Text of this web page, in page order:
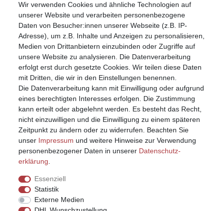
Mein Konto
Registrieren
Anmelden (Login)
Warenkorb
Wir verwenden Cookies und ähnliche Technologien auf
unserer Website und verarbeiten personenbezogene
Daten von Besucher:innen unserer Webseite (z.B. IP-
Adresse), um z.B. Inhalte und Anzeigen zu personalisieren,
Medien von Drittanbietern einzubinden oder Zugriffe auf
unsere Website zu analysieren. Die Datenverarbeitung
erfolgt erst durch gesetzte Cookies. Wir teilen diese Daten
mit Dritten, die wir in den Einstellungen benennen.
Die Datenverarbeitung kann mit Einwilligung oder aufgrund
eines berechtigten Interesses erfolgen. Die Zustimmung
kann erteilt oder abgelehnt werden. Es besteht das Recht,
nicht einzuwilligen und die Einwilligung zu einem späteren
Zeitpunkt zu ändern oder zu widerrufen. Beachten Sie
unser Impressum und weitere Hinweise zur Verwendung
personenbezogener Daten in unserer Daten­schutz­
erklärung
Essenziell
Statistik
Externe Medien